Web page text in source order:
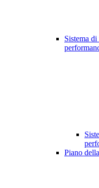
Sistema
Piano